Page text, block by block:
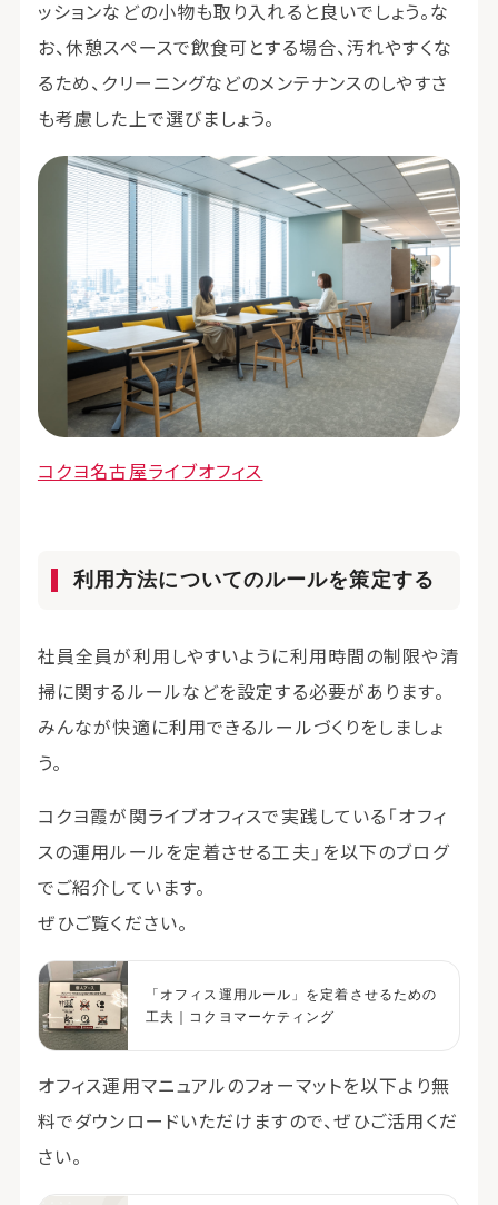
ッションなどの小物も取り入れると良いでしょう。な
お、休憩スペースで飲食可とする場合、汚れやすくな
るため、クリーニングなどのメンテナンスのしやすさ
も考慮した上で選びましょう。
コクヨ名古屋ライブオフィス
利用方法についてのルールを策定する
社員全員が利用しやすいように利用時間の制限や清
掃に関するルールなどを設定する必要があります。
みんなが快適に利用できるルールづくりをしましょ
う。
コクヨ霞が関ライブオフィスで実践している「オフィ
スの運用ルールを定着させる工夫」を以下のブログ
でご紹介しています。
ぜひご覧ください。
「オフィス運用ルール」を定着させるための
工夫｜コクヨマーケティング
オフィス運用マニュアルのフォーマットを以下より無
料でダウンロードいただけますので、ぜひご活用くだ
さい。